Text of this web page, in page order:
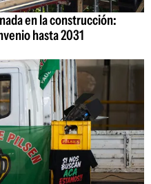
en la construcción:
hasta 2031